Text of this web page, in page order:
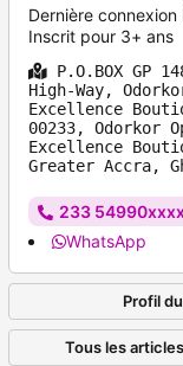
Dernière connexion
Inscrit pour 3+ ans
P.O.BOX GP
High-Way,
Excellence
00233, Odorkor
Excellence
Greater Accra,
233
WhatsApp
Profil
Tous les